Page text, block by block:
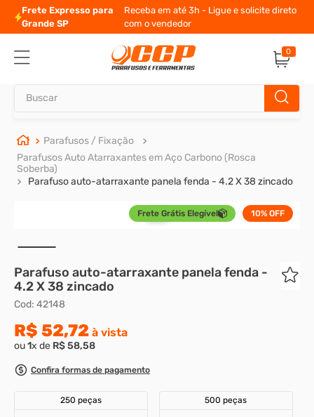
Frete Expresso para
Grande SP
Receba em até 3h - Ligue e solicite direto
com o vendedor
0
Parafusos / Fixação
Parafusos Auto Atarraxantes em Aço Carbono (Rosca
Soberba)
Parafuso auto-atarraxante panela fenda - 4.2 X 38 zincado
Frete Grátis Elegível 10% OFF
Parafuso auto-atarraxante panela fenda -
4.2 X 38 zincado
Cod: 42148
R$ 52,72 à vista
ou1x de R$58,58
Confira formas de pagamento
250 peças 500 peças
TERMOS MAIS BUSCADOS
1º
parafuso allen
6º
cupilha
8º
parafuso allen 5